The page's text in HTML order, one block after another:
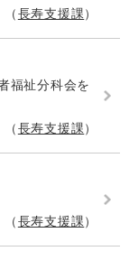
長寿支援課
福祉分科会を
長寿支援課
長寿支援課